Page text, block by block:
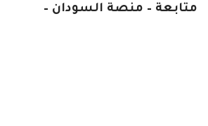
متابعة – منصة السودان –